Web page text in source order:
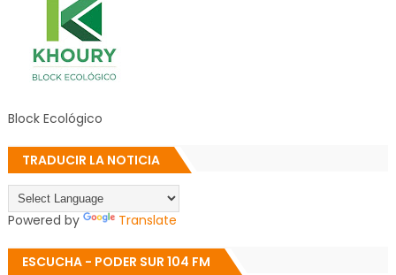
Block Ecológico
TRADUCIR LA NOTICIA
Powered by Translate
ESCUCHA - PODER SUR 104 FM